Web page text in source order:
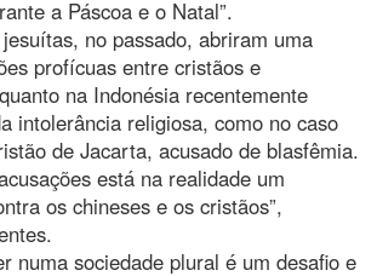
a Páscoa e o Natal”.
no passado, abriram uma
profícuas entre cristãos e
na Indonésia recentemente
intolerância religiosa, como no caso
de Jacarta, acusado de blasfêmia.
está na realidade um
os chineses e os cristãos”,
numa sociedade plural é um desafio e